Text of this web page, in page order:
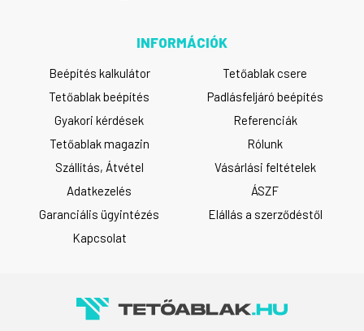
INFORMÁCIÓK
Beépítés kalkulátor
Tetőablak csere
Tetőablak beépítés
Padlásfeljáró beépítés
Gyakori kérdések
Referenciák
Tetőablak magazin
Rólunk
Szállítás, Átvétel
Vásárlási feltételek
Adatkezelés
ÁSZF
Garanciális ügyintézés
Elállás a szerződéstől
Kapcsolat